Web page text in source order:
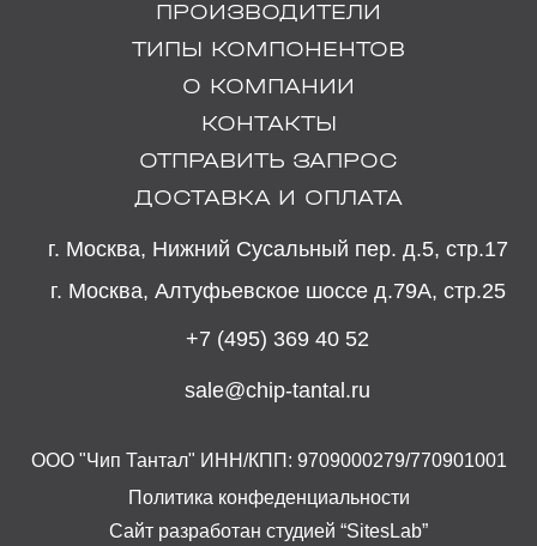
ПРОИЗВОДИТЕЛИ
ТИПЫ КОМПОНЕНТОВ
О КОМПАНИИ
КОНТАКТЫ
ОТПРАВИТЬ ЗАПРОС
ДОСТАВКА И ОПЛАТА
г. Москва, Нижний Сусальный пер. д.5, стр.17
г. Москва, Алтуфьевское шоссе д.79А, стр.25
+7 (495) 369 40 52
sale@chip-tantal.ru
ООО "Чип Тантал" ИНН/КПП: 9709000279/770901001
Политика конфеденциальности
Сайт разработан студией “SitesLab”